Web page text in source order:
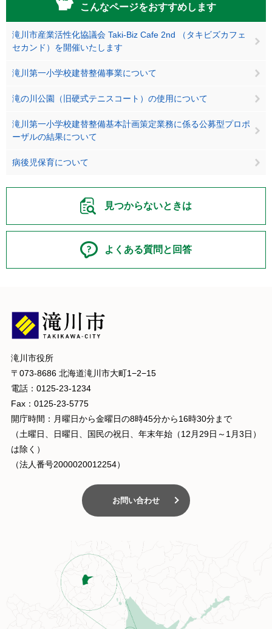
こんなページをおすすめします
滝川市産業活性化協議会 Taki-Biz Cafe 2nd （タキビズカフェ
セカンド）を開催いたします
滝川第一小学校建替整備事業について
滝の川公園（旧硬式テニスコート）の使用について
滝川第一小学校建替整備基本計画策定業務に係る公募型プロポ
ーザルの結果について
病後児保育について
見つからないときは
よくある質問と回答
滝川市役所
〒073-8686 北海道滝川市大町1−2−15
電話：0125-23-1234
Fax：0125-23-5775
開庁時間：月曜日から金曜日の8時45分から16時30分まで
（土曜日、日曜日、国民の祝日、年末年始（12月29日～1月3日）
は除く）
（法人番号2000020012254）
お問い合わせ